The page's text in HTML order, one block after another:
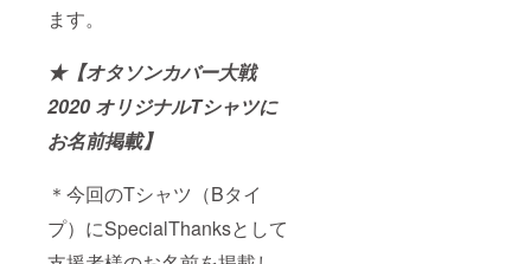
ます。
★【オタソンカバー大戦
2020 オリジナルTシャツに
お名前掲載】
＊今回のTシャツ（Bタイ
プ）にSpecialThanksとして